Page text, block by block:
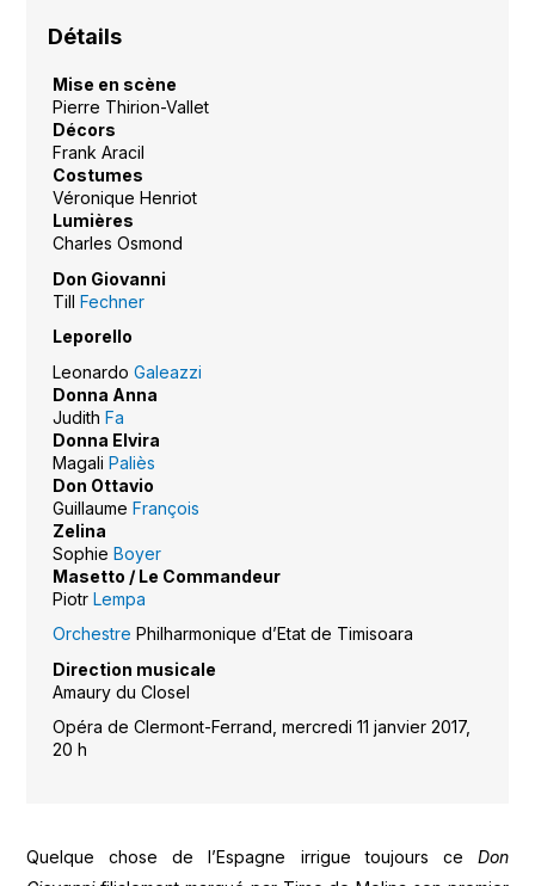
Détails
Mise en scène
Pierre Thirion-Vallet
Décors
Frank Aracil
Costumes
Véronique Henriot
Lumières
Charles Osmond
Don Giovanni
Till Fechner
Leporello
Leonardo Galeazzi
Donna Anna
Judith Fa
Donna Elvira
Magali Paliès
Don Ottavio
Guillaume François
Zelina
Sophie Boyer
Masetto / Le Commandeur
Piotr Lempa
Orchestre Philharmonique d’Etat de Timisoara
Direction musicale
Amaury du Closel
Opéra de Clermont-Ferrand, mercredi 11 janvier 2017,
20 h
Quelque chose de l’Espagne irrigue toujours ce Don